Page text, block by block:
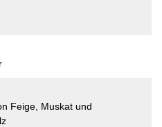
Feige, Muskat und